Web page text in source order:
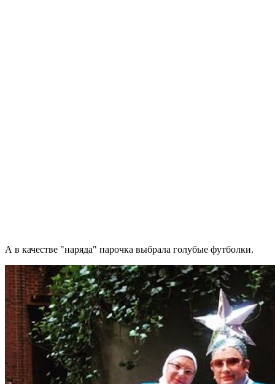
А в качестве "наряда" парочка выбрала голубые футболки.